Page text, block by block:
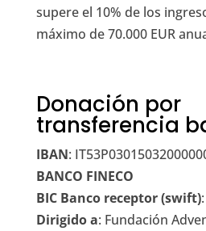
supere el 10% de los
máximo de 70.000 EUR
Donación por
transferencia
IBAN:
BANCO FINECO
BIC Banco receptor (swift)
Dirigido a: Fundación